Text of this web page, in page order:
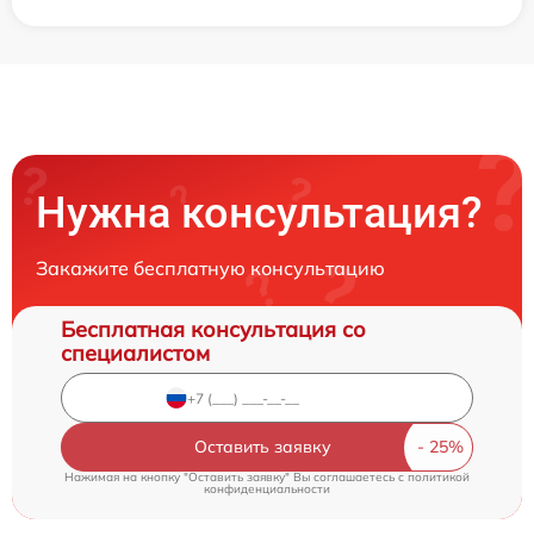
Нужна консультация?
Закажите бесплатную консультацию
Бесплатная консультация со
специалистом
Оставить заявку
Нажимая на кнопку "Оставить заявку" Вы соглашаетесь cполитикой
конфиденциальности